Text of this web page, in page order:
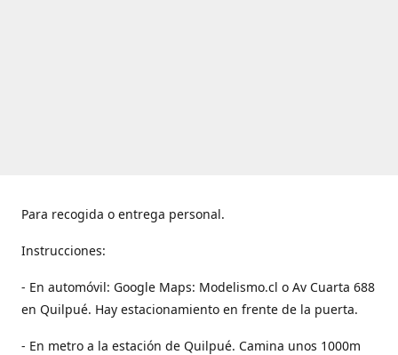
Para recogida o entrega personal.
Instrucciones:
- En automóvil: Google Maps: Modelismo.cl o Av Cuarta 688
en Quilpué. Hay estacionamiento en frente de la puerta.
- En metro a la estación de Quilpué. Camina unos 1000m